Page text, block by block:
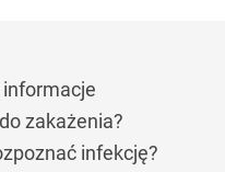
zakażenia?
infekcję?